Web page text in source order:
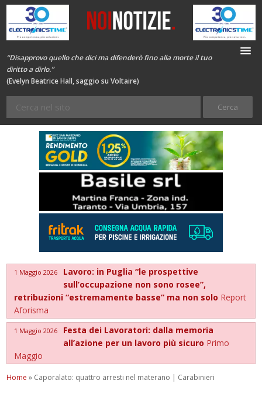
“Disapprovo quello che dici ma difenderò fino alla morte il tuo
diritto a dirlo.”
(Evelyn Beatrice Hall, saggio su Voltaire)
1 Maggio 2026
Lavoro: in Puglia “le prospettive
sull’occupazione non sono rosee”,
retribuzioni “estremamente basse” ma non solo Report
Aforisma
1 Maggio 2026
Festa dei Lavoratori: dalla memoria
all’azione per un lavoro più sicuro Primo
Maggio
Home » Caporalato: quattro arresti nel materano | Carabinieri